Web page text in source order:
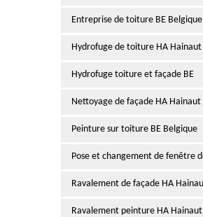
Entreprise de toiture BE Belgique
Hydrofuge de toiture HA Hainaut
Hydrofuge toiture et façade BE
Nettoyage de façade HA Hainaut
Peinture sur toiture BE Belgique
Pose et changement de fenêtre
Ravalement de façade HA
Ravalement peinture HA Hainaut